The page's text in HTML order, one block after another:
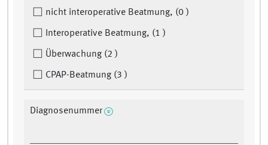
nicht interoperative Beatmung, (0 )
Interoperative Beatmung, (1 )
Überwachung (2 )
CPAP-Beatmung (3 )
Diagnosenummer